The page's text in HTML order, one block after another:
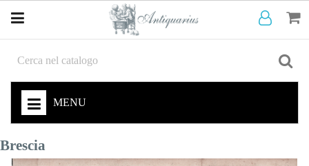
MENU
Brescia